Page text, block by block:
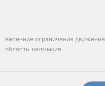
весенние ограничения движения
область калмыкия